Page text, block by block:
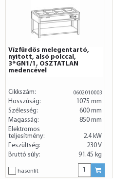
Vízfűrdős melegentartó,
nyitott, alsó polccal,
3*GN1/1, OSZTATLAN
medencével
Cikkszám: 0602010003
Hosszúság:
1075 mm
Szélesség:
600 mm
Magasság:
850 mm
Elektromos
teljesítmény:
2.4 kW
Feszültség:
230 V
Bruttó súly:
91.45 kg
hasonlít